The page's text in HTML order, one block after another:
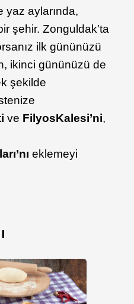
yaz aylarında,
şehir. Zonguldak’ta
ilk gününüzü
ikinci gününüzü de
şekilde
ve FilyosKalesi’ni,
eklemeyi